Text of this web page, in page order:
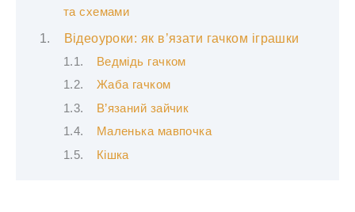
та схемами
Відеоуроки: як в’язати гачком іграшки
Ведмідь гачком
Жаба гачком
В’язаний зайчик
Маленька мавпочка
Кішка